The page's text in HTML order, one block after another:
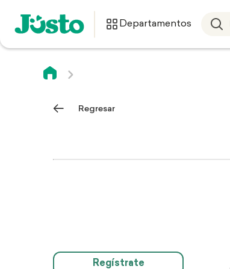
Departamentos
Regresar
Regístrate